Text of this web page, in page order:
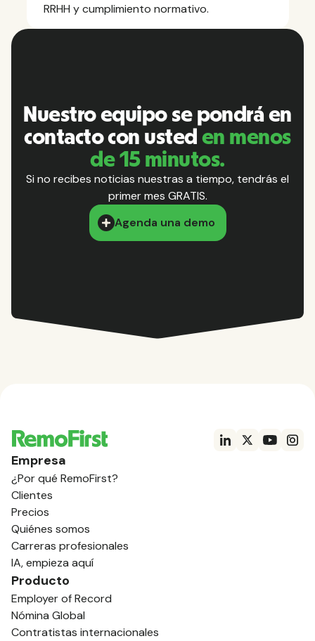
RRHH y cumplimiento normativo.
Nuestro equipo se pondrá en
contacto con usteden menos
de 15 minutos.
Si no recibes noticias nuestras a tiempo, tendrás el
primer mes GRATIS.
Agenda una demo
Empresa
¿Por qué RemoFirst?
Clientes
Precios
Quiénes somos
Carreras profesionales
IA, empieza aquí
Producto
Employer of Record
Nómina Global
Contratistas internacionales